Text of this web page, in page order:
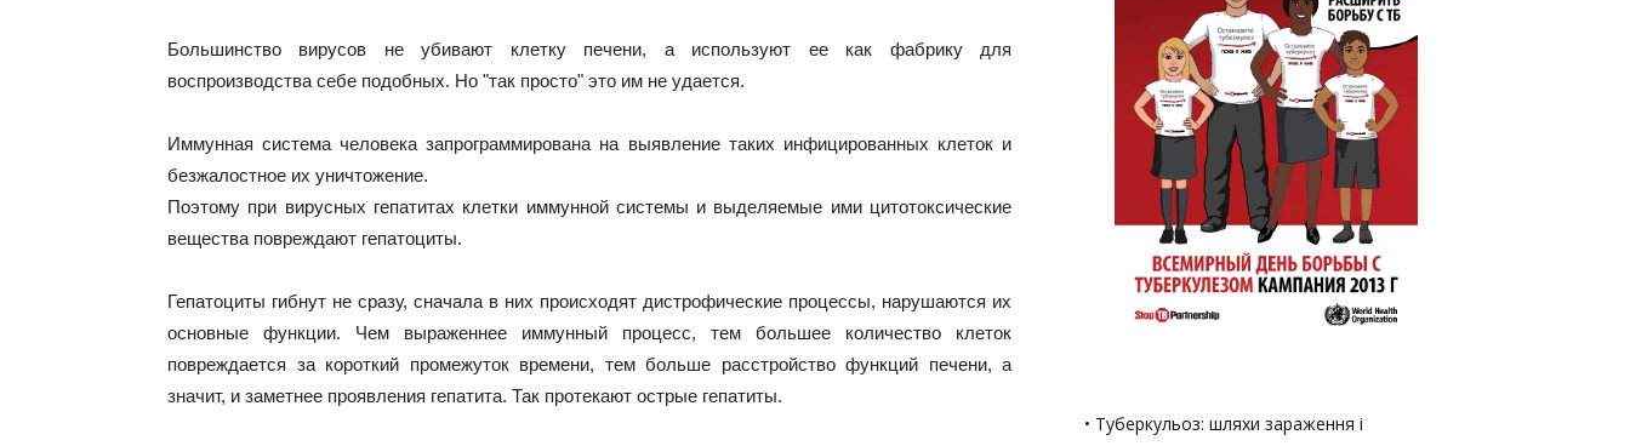
Большинство вирусов не убивают клетку печени, а используют ее как фабрику для
воспроизводства себе подобных. Но "так просто" это им не удается.
Иммунная система человека запрограммирована на выявление таких инфицированных клеток и
безжалостное их уничтожение.
Поэтому при вирусных гепатитах клетки иммунной системы и выделяемые ими цитотоксические
вещества повреждают гепатоциты.
Гепатоциты гибнут не сразу, сначала в них происходят дистрофические процессы, нарушаются их
основные функции. Чем выраженнее иммунный процесс, тем большее количество клеток
повреждается за короткий промежуток времени, тем больше расстройство функций печени, а
значит, и заметнее проявления гепатита. Так протекают острые гепатиты.
• Туберкульоз: шляхи зараження і